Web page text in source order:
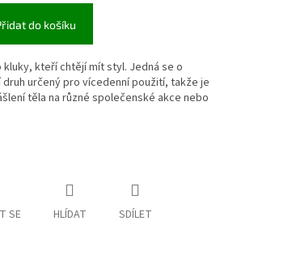
do košíku
kteří chtějí mít styl. Jedná se o
určený pro vícedenní použití, takže je
těla na různé společenské akce nebo
SE HLÍDAT SDÍLET